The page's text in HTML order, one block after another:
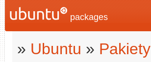
packages
» Ubuntu » Pakiety